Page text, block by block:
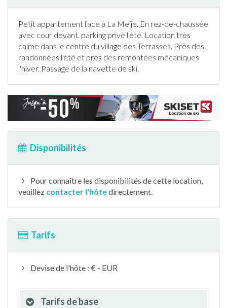
Petit appartementface à La Meije. En rez-de-chaussée
avec cour devant. parking privé l'été. Location très
calme dans le centre du village des Terrasses. Près des
randonnées l'été et près des remontées mécaniques
l'hiver. Passage de la navette de ski
Disponibilités
Pour connaître les disponibilités de cette location,
veuillez contacter l'hôtedirectement.
Tarifs
Devise de l'hôte : € - EUR
Tarifs de base